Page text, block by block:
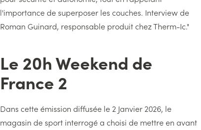
l'importance de superposer les couches. Interview de
Roman Guinard, responsable produit chez Therm-Ic."
Titre
Le 20h Weekend de
France 2
Texte
Dans cette émission diffusée le 2 Janvier 2026, le
magasin de sport interrogé a choisi de mettre en avant